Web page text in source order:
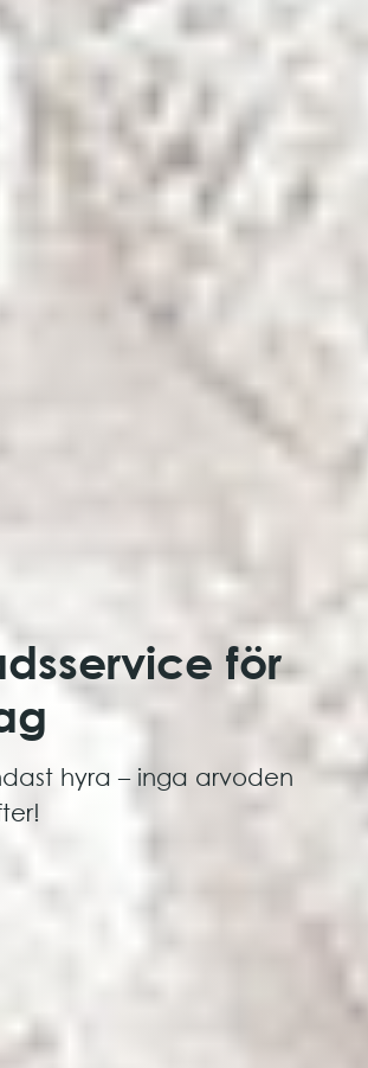
för
hyra – inga arvoden